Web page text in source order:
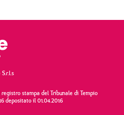
stampa del Tribunale di Tempio
depositato il 01.04.2016